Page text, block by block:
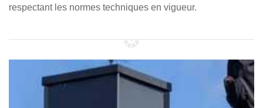
respectant les normes techniques en vigueur.